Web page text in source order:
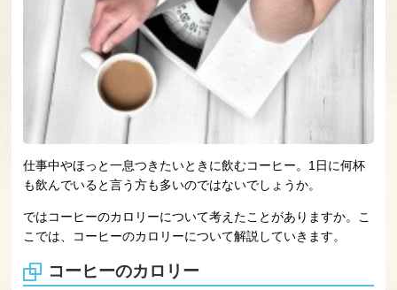
仕事中やほっと一息つきたいときに飲むコーヒー。1日に何杯
も飲んでいると言う方も多いのではないでしょうか。
ではコーヒーのカロリーについて考えたことがありますか。こ
こでは、コーヒーのカロリーについて解説していきます。
コーヒーのカロリー